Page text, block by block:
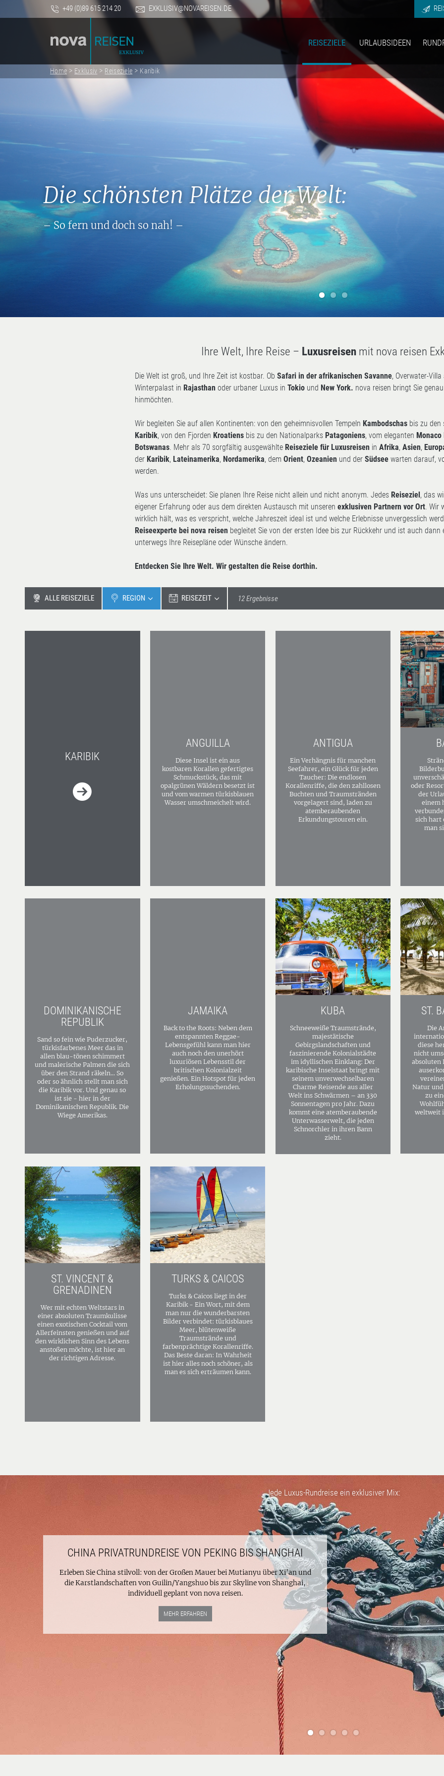
+49 (0)89 615 214 20 EXKLUSIV@NOVAREISEN.DE
REISEZIELE URLAUBSIDEEN
Home > Exklusiv > Reiseziele > Karibik
Ihre Welt, Ihre Reise – Luxusreisenmit nova reisen
Die Welt ist groß, und Ihre Zeit ist kostbar. Ob Safari in der afrikanischen Savanne, Overwater-
Winterpalast in Rajasthan oder urbaner Luxus in Tokio und New York. nova reisen bringt Sie
hinmöchten.
Wir begleiten Sie auf allen Kontinenten: von den geheimnisvollen Tempeln Kambodschas bis zu den
Karibik, von den Fjorden Kroatiens bis zu den Nationalparks Patagoniens, vom eleganten Monaco
Botswanas. Mehr als 70 sorgfältig ausgewählte Reiseziele für Luxusreisen in Afrika, Asien,
der Karibik, Lateinamerika, Nordamerika, dem Orient, Ozeanien und der Südsee warten darauf,
werden.
Was uns unterscheidet: Sie planen Ihre Reise nicht allein und nicht anonym. Jedes Reiseziel, das
eigener Erfahrung oder aus dem direkten Austausch mit unseren exklusiven Partnern vor Ort. Wir
wirklich hält, was es verspricht, welche Jahreszeit ideal ist und welche Erlebnisse unvergesslich
Reiseexperte bei nova reisen begleitet Sie von der ersten Idee bis zur Rückkehr und ist auch dann
unterwegs Ihre Reisepläne oder Wünsche ändern.
Entdecken Sie Ihre Welt. Wir gestalten die Reise dorthin.
ALLE REISEZIELE REGION REISEZEIT 12 Ergebnisse
KARIBIK
ANGUILLA
Diese Insel ist ein aus
kostbaren Korallen gefertigtes
Schmuckstück, das mit
opalgrünen Wäldern besetzt ist
und vom warmen türkisblauen
Wasser umschmeichelt wird.
ANTIGUA
Ein Verhängnis für manchen
Seefahrer, ein Glück für jeden
Taucher: Die endlosen
Korallenriffe, die den zahllosen
Buchten und Traumstränden
vorgelagert sind, laden zu
atemberaubenden
Erkundungstouren ein.
oder
der
einem
sich hart
man
DOMINIKANISCHE
REPUBLIK
Sand so fein wie Puderzucker,
türkisfarbenes Meer das in
allen blau-tönen schimmert
und malerische Palmen die sich
über den Strand räkeln... So
oder so ähnlich stellt man sich
die Karibik vor. Und genau so
ist sie - hier in der
Dominikanischen Republik. Die
Wiege Amerikas.
JAMAIKA
Back to the Roots: Neben dem
entspannten Reggae-
Lebensgefühl kann man hier
auch noch den unerhört
luxuriösen Lebensstil der
britischen Kolonialzeit
genießen. Ein Hotspot für jeden
Erholungssuchenden.
KUBA
Schneeweiße Traumstrände,
majestätische
Gebirgslandschaften und
faszinierende Kolonialstädte
im idyllischen Einklang: Der
karibische Inselstaat bringt mit
seinem unverwechselbaren
Charme Reisende aus aller
Welt ins Schwärmen – an 330
Sonnentagen pro Jahr. Dazu
kommt eine atemberaubende
Unterwasserwelt, die jeden
Schnorchler in ihren Bann
zieht.
ST.
Die
diese
nicht
absoluten
Natur
zu
weltweit
ST. VINCENT &
GRENADINEN
Wer mit echten Weltstars in
einer absoluten Traumkulisse
einen exotischen Cocktail vom
Allerfeinsten genießen und auf
den wirklichen Sinn des Lebens
anstoßen möchte, ist hier an
der richtigen Adresse.
TURKS & CAICOS
Turks & Caicos liegt in der
Karibik - Ein Wort, mit dem
man nur die wunderbarsten
Bilder verbindet: türkisblaues
Meer, blütenweiße
Traumstrände und
farbenprächtige Korallenriffe.
Das Beste daran: In Wahrheit
ist hier alles noch schöner, als
man es sich erträumen kann.
CHINA PRIVATRUNDREISE VON PEKING BIS SHANGHAI
Erleben Sie China stilvoll: von der Großen Mauer bei Mutianyu über Xi’an und
die Karstlandschaften von Guilin/Yangshuo bis zur Skyline von Shanghai,
individuell geplant von nova reisen.
MEHR ERFAHREN
Jede Luxus-Rundreise ein exklusiver Mix: